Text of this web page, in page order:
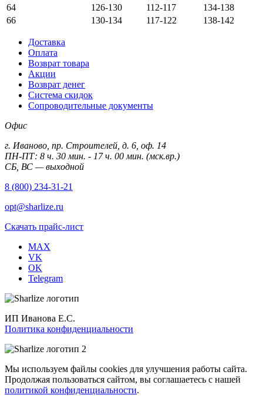
64
126-130 112-117
134-138
66
130-134 117-122 138-142
Доставка
Оплата
Возврат товара
Акции
Возврат денег
Система скидок
Сопроводительные документы
Офис
г. Иваново, пр. Строителей, д. 6, оф. 14
ПН-ПТ: 8 ч. 30 мин. - 17 ч. 00 мин. (мск.вр.)
СБ, ВС — выходной
8 (800) 234-31-21
opt@sharlize.ru
Скачать прайс-лист
MAX
VK
OK
Telegram
ИП Иванова Е.С.
Политика конфиденциальности
Мы используем файлы cookies для улучшения работы сайта.
Продолжая пользоваться сайтом, вы соглашаетесь с нашей
политикой конфиденциальности.